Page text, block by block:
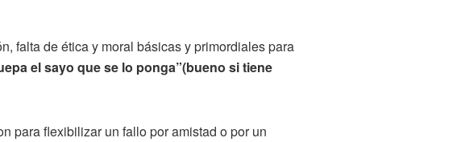
falta de ética y moral básicas y primordiales para
el sayo que se lo ponga”(bueno si tiene
para flexibilizar un fallo por amistad o por un